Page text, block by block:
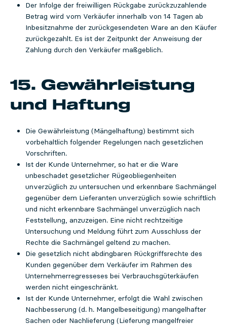
Der Infolge der freiwilligen Rückgabe zurückzuzahlende
Betrag wird vom Verkäufer innerhalb von 14 Tagen ab
Inbesitznahme der zurückgesendeten Ware an den Käufer
zurückgezahlt. Es ist der Zeitpunkt der Anweisung der
Zahlung durch den Verkäufer maßgeblich.
15. Gewährleistung
und Haftung
Die Gewährleistung (Mängelhaftung) bestimmt sich
vorbehaltlich folgender Regelungen nach gesetzlichen
Vorschriften.
Ist der Kunde Unternehmer, so hat er die Ware
unbeschadet gesetzlicher Rügeobliegenheiten
unverzüglich zu untersuchen und erkennbare Sachmängel
gegenüber dem Lieferanten unverzüglich sowie schriftlich
und nicht erkennbare Sachmängel unverzüglich nach
Feststellung, anzuzeigen. Eine nicht rechtzeitige
Untersuchung und Meldung führt zum Ausschluss der
Rechte die Sachmängel geltend zu machen.
Die gesetzlich nicht abdingbaren Rückgriffsrechte des
Kunden gegenüber dem Verkäufer im Rahmen des
Unternehmerregresseses bei Verbrauchsgüterkäufen
werden nicht eingeschränkt.
Ist der Kunde Unternehmer, erfolgt die Wahl zwischen
Nachbesserung (d. h. Mangelbeseitigung) mangelhafter
Sachen oder Nachlieferung (Lieferung mangelfreier